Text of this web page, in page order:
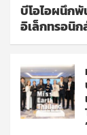
บีโอไอผนึกพั
อิเล็กทรอนิ